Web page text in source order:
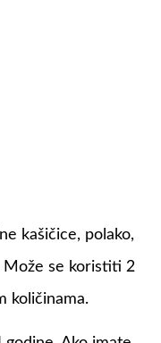
kašičice, polako,
Može se koristiti 2
količinama.